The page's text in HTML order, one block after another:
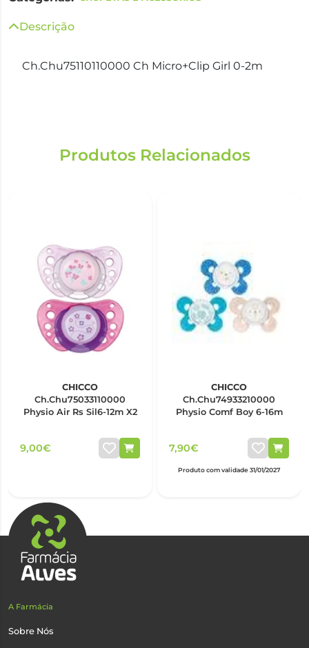
Descrição
Ch.Chu75110110000 Ch Micro+Clip Girl 0-2m
Produtos Relacionados
CHICCO
Ch.Chu75033110000
Physio Air Rs Sil6-12m X2
9,00€
CHICCO
Ch.Chu74933210000
Physio Comf Boy 6-16m
7,90€
Produto com validade 31/01/2027
A Farmácia
Sobre Nós